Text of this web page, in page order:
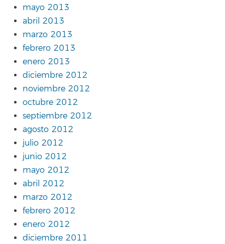
mayo 2013
abril 2013
marzo 2013
febrero 2013
enero 2013
diciembre 2012
noviembre 2012
octubre 2012
septiembre 2012
agosto 2012
julio 2012
junio 2012
mayo 2012
abril 2012
marzo 2012
febrero 2012
enero 2012
diciembre 2011